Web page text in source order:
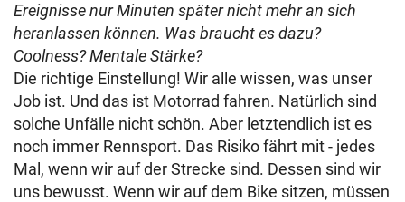
Ereignisse nur Minuten später nicht mehr an sich
heranlassen können. Was braucht es dazu?
Coolness? Mentale Stärke?
Die richtige Einstellung! Wir alle wissen, was unser
Job ist. Und das ist Motorrad fahren. Natürlich sind
solche Unfälle nicht schön. Aber letztendlich ist es
noch immer Rennsport. Das Risiko fährt mit - jedes
Mal, wenn wir auf der Strecke sind. Dessen sind wir
uns bewusst. Wenn wir auf dem Bike sitzen, müssen